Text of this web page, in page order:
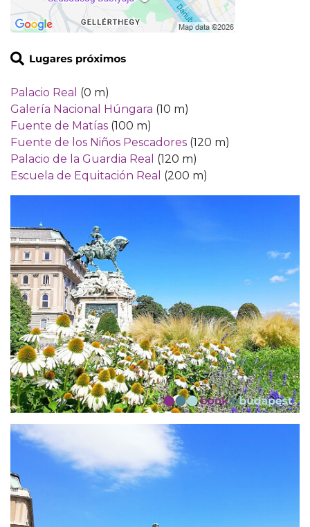
Palacio Real (0 m)
Galería Nacional Húngara (10 m)
Fuente de Matías (100 m)
Fuente de los Niños Pescadores (120 m)
Palacio de la Guardia Real (120 m)
Escuela de Equitación Real (200 m)